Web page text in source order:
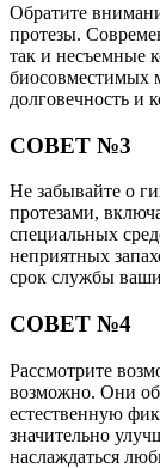
Обратите
протезы.
так и несъемные
биосовместимых
долговечность и
СОВЕТ №3
Не забывайте о
протезами,
специальных
неприятных
срок службы
СОВЕТ №4
Рассмотрите
возможно. Они
естественную
значительно
наслаждаться